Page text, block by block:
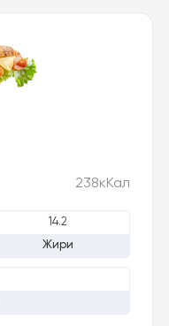
238кКал
14.2
Жири